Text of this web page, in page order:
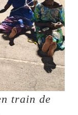
train de